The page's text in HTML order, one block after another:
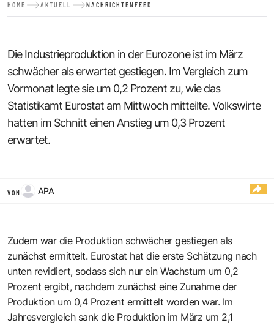
HOME AKTUELL NACHRICHTENFEED
Die Industrieproduktion in der Eurozone ist im März
schwächer als erwartet gestiegen. Im Vergleich zum
Vormonat legte sie um 0,2 Prozent zu, wie das
Statistikamt Eurostat am Mittwoch mitteilte. Volkswirte
hatten im Schnitt einen Anstieg um 0,3 Prozent
erwartet.
VON APA
Zudem war die Produktion schwächer gestiegen als
zunächst ermittelt. Eurostat hat die erste Schätzung nach
unten revidiert, sodass sich nur ein Wachstum um 0,2
Prozent ergibt, nachdem zunächst eine Zunahme der
Produktion um 0,4 Prozent ermittelt worden war. Im
Jahresvergleich sank die Produktion im März um 2,1